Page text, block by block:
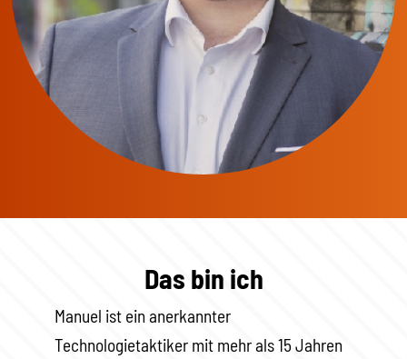
Das bin ich
Manuel ist ein anerkannter
Technologietaktiker mit mehr als 15 Jahren